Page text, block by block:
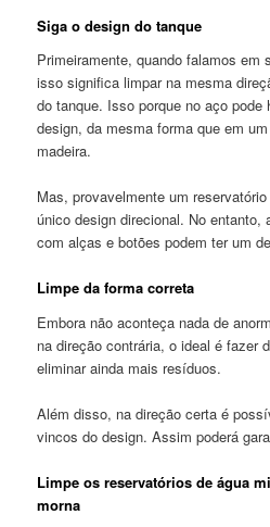
Siga o design do tanque
Primeiramente, quando falamos em
isso significa limpar na mesma
do tanque. Isso porque no aço
design, da mesma forma que em
madeira.
Mas, provavelmente um
único design direcional. No entanto,
com alças e botões podem ter um
Limpe da forma correta
Embora não aconteça nada de
na direção contrária, o ideal é fazer
eliminar ainda mais resíduos.
Além disso, na direção certa é
vincos do design. Assim poderá
Limpe os reservatórios de água
morna